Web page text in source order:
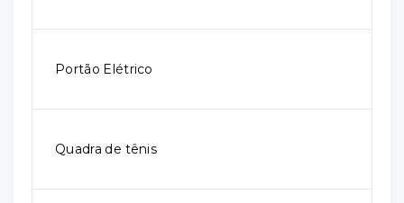
Portão Elétrico
Quadra de tênis